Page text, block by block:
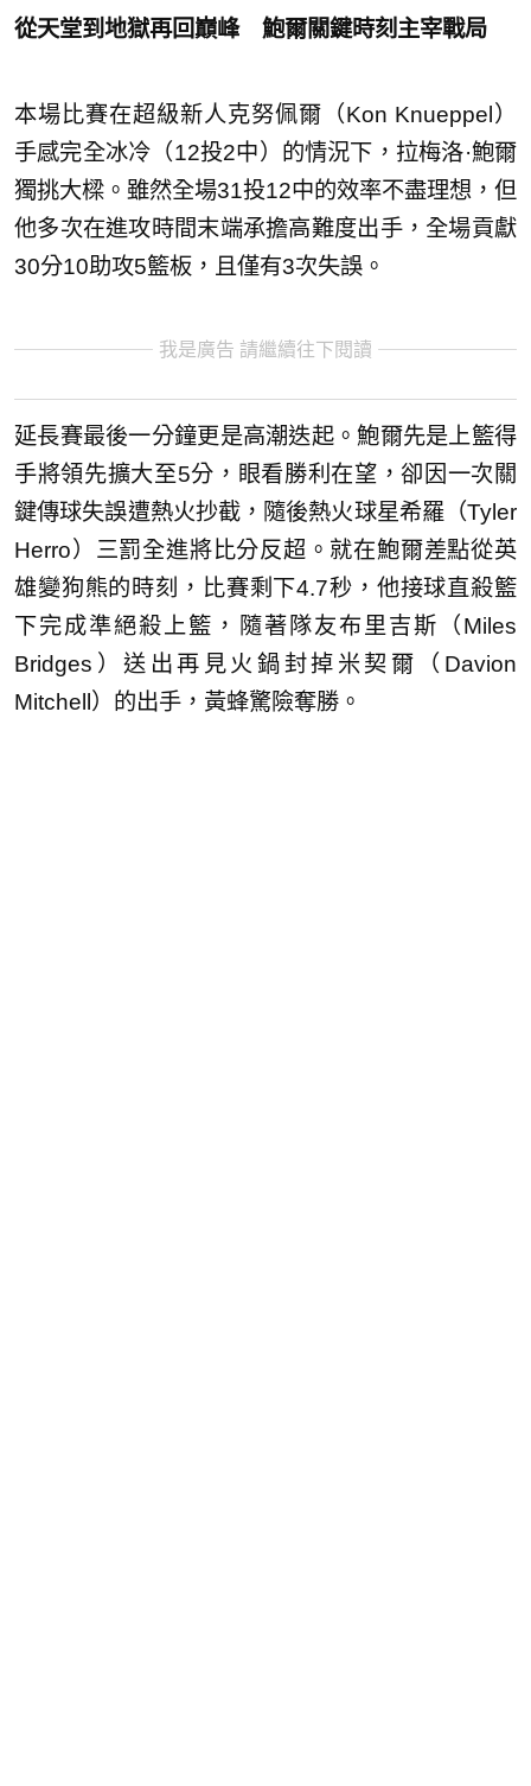
從天堂到地獄再回巔峰 鮑爾關鍵時刻主宰戰局
本場比賽在超級新人克努佩爾（Kon Knueppel）
手感完全冰冷（12投2中）的情況下，拉梅洛·鮑爾
獨挑大樑。雖然全場31投12中的效率不盡理想，但
他多次在進攻時間末端承擔高難度出手，全場貢獻
30分10助攻5籃板，且僅有3次失誤。
我是廣告 請繼續往下閱讀
延長賽最後一分鐘更是高潮迭起。鮑爾先是上籃得
手將領先擴大至5分，眼看勝利在望，卻因一次關
鍵傳球失誤遭熱火抄截，隨後熱火球星希羅（Tyler
Herro）三罰全進將比分反超。就在鮑爾差點從英
雄變狗熊的時刻，比賽剩下4.7秒，他接球直殺籃
下完成準絕殺上籃，隨著隊友布里吉斯（Miles
Bridges）送出再見火鍋封掉米契爾（Davion
Mitchell）的出手，黃蜂驚險奪勝。